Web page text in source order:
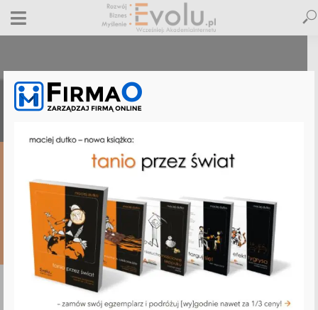
biblia-ebiznesu-bonus-21
12 czerwca 2018 Dodaj komentarz
DODAJ
KOMENTARZ